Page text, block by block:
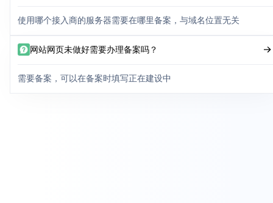
使用哪个接入商的服务器需要在哪里备案，与域名位置无关
网站网页未做好需要办理备案吗？
需要备案，可以在备案时填写正在建设中